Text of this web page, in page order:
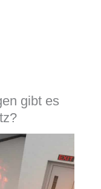
gibt es